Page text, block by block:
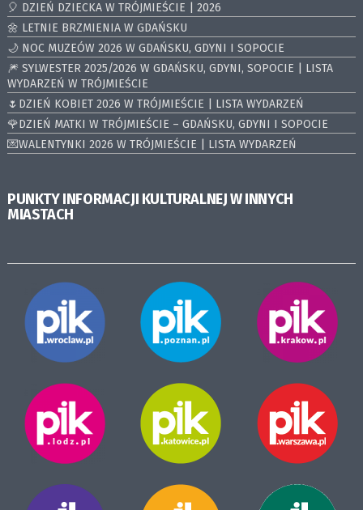
🎈 DZIEŃ DZIECKA W TRÓJMIEŚCIE | 2026
🌼 LETNIE BRZMIENIA W GDAŃSKU
🌙 NOC MUZEÓW 2026 W GDAŃSKU, GDYNI I SOPOCIE
🎆 SYLWESTER 2025/2026 W GDAŃSKU, GDYNI, SOPOCIE | LISTA
WYDARZEŃ W TRÓJMIEŚCIE
🌷DZIEŃ KOBIET 2026 W TRÓJMIEŚCIE | LISTA WYDARZEŃ
🌹DZIEŃ MATKI W TRÓJMIEŚCIE – GDAŃSKU, GDYNI I SOPOCIE
💌WALENTYNKI 2026 W TRÓJMIEŚCIE | LISTA WYDARZEŃ
PUNKTY INFORMACJI KULTURALNEJ W INNYCH
MIASTACH